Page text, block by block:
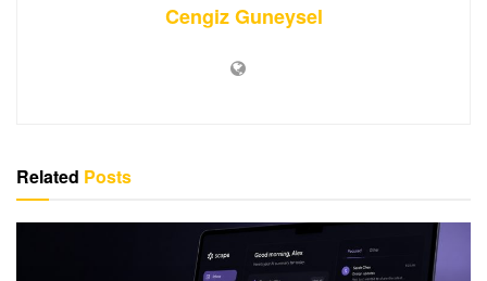
Cengiz Guneysel
Related Posts